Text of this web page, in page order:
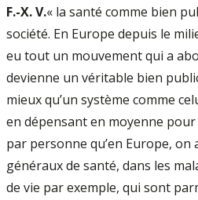
F.-X. V.« la santé comme bien
société. En Europe depuis le
eu tout un mouvement qui a
devienne un véritable bien
mieux qu’un système comme
en dépensant en moyenne
par personne qu’en Europe, on
généraux de santé, dans les
de vie par exemple, qui sont